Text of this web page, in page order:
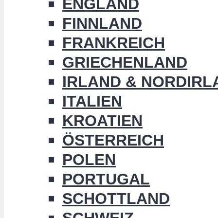
ENGLAND
FINNLAND
FRANKREICH
GRIECHENLAND
IRLAND &
ITALIEN
KROATIEN
ÖSTERREICH
POLEN
PORTUGAL
SCHOTTLAND